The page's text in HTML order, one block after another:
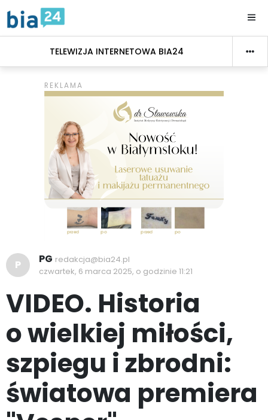
TELEWIZJA INTERNETOWA BIA24
P PG redakcja@bia24.pl
czwartek, 6 marca 2025, o godzinie 11:21
VIDEO. Historia
o wielkiej miłości,
szpiegu i zbrodni:
światowa premiera